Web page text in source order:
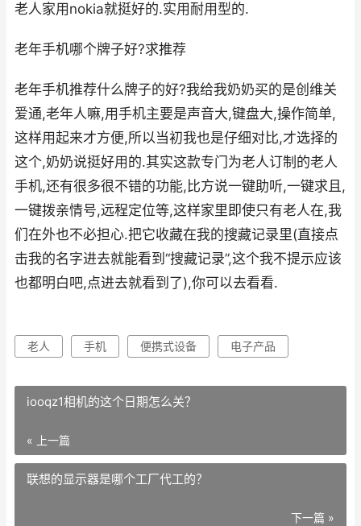
老人家用nokia就挺好的.实用耐用型的.
老年手机哪个牌子好?求推荐
老年手机推荐什么牌子的好?我给我奶奶买的是创维关
爱通,老年人嘛,用手机主要是声音大,键盘大,操作简单,
这样用起来才方便,所以当初我也是仔细对比,才选择的
这个,奶奶说挺好用的.其实这款专门为老人订制的老人
手机,还有很多很不错的功能,比方说一键助听,一键求且,
一键拨亲情号,远程定位等,这样家里即使只有老人在,我
们在外也不必担心.把它收藏在我的搜藏记录里(直接点
击我的名字进去就能看到“搜藏记录”,这个我不提示应该
也都明白吧,点进去就看到了),你可以去看看.
老人 手机 便携式设备 电子产品
iooqz1相机的这个日期怎么关？
« 上一篇
联想的显示器是哪个工厂代工的？
下一篇 »